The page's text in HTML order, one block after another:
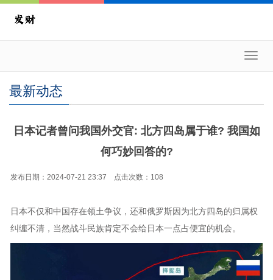
最新动态
日本记者曾问我国外交官: 北方四岛属于谁? 我国如
何巧妙回答的?
发布日期：2024-07-21 23:37 点击次数：108
日本不仅和中国存在领土争议，还和俄罗斯因为北方四岛的归属权
纠缠不清，当然战斗民族肯定不会给日本一点占便宜的机会。